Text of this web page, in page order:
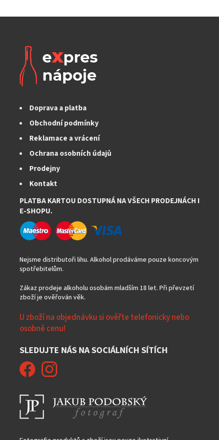
Doprava a platba
Obchodní podmínky
Reklamace a vrácení
Ochrana osobních údajů
Prodejny
Kontakt
PLATBA KARTOU DOSTUPNÁ NA VŠECH PRODEJNÁCH I
E-SHOPU.
Nejsme distributoři lihu. Alkohol prodáváme pouze koncovým
spotřebitelům.
Zákaz prodeje alkoholu osobám mladším 18 let. Při převzetí
zboží je ověřován věk.
U zboží na objednávku si ověřte telefonicky nebo
osobně cenu!
SLEDUJTE NÁS NA SOCIÁLNÍCH SÍTÍCH